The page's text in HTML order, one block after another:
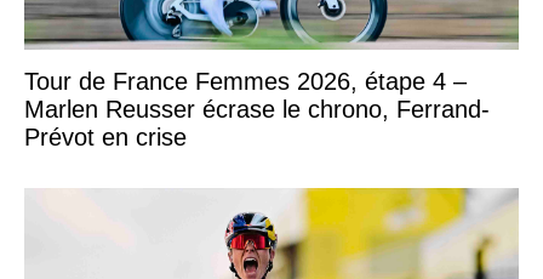
Tour de France Femmes 2026, étape 4 –
Marlen Reusser écrase le chrono, Ferrand-
Prévot en crise